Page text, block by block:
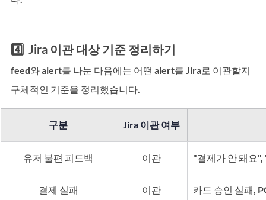
4️⃣  Jira 이관 대상 기준 정리하기
feed와 alert를 나눈 다음에는 어떤 alert를 Jira로 이관할지
구체적인 기준을 정리했습니다.
구분 Jira 이관 여부
유저 불편 피드백 이관 "결제가 안 돼요
결제 실패 이관 카드 승인 실패,